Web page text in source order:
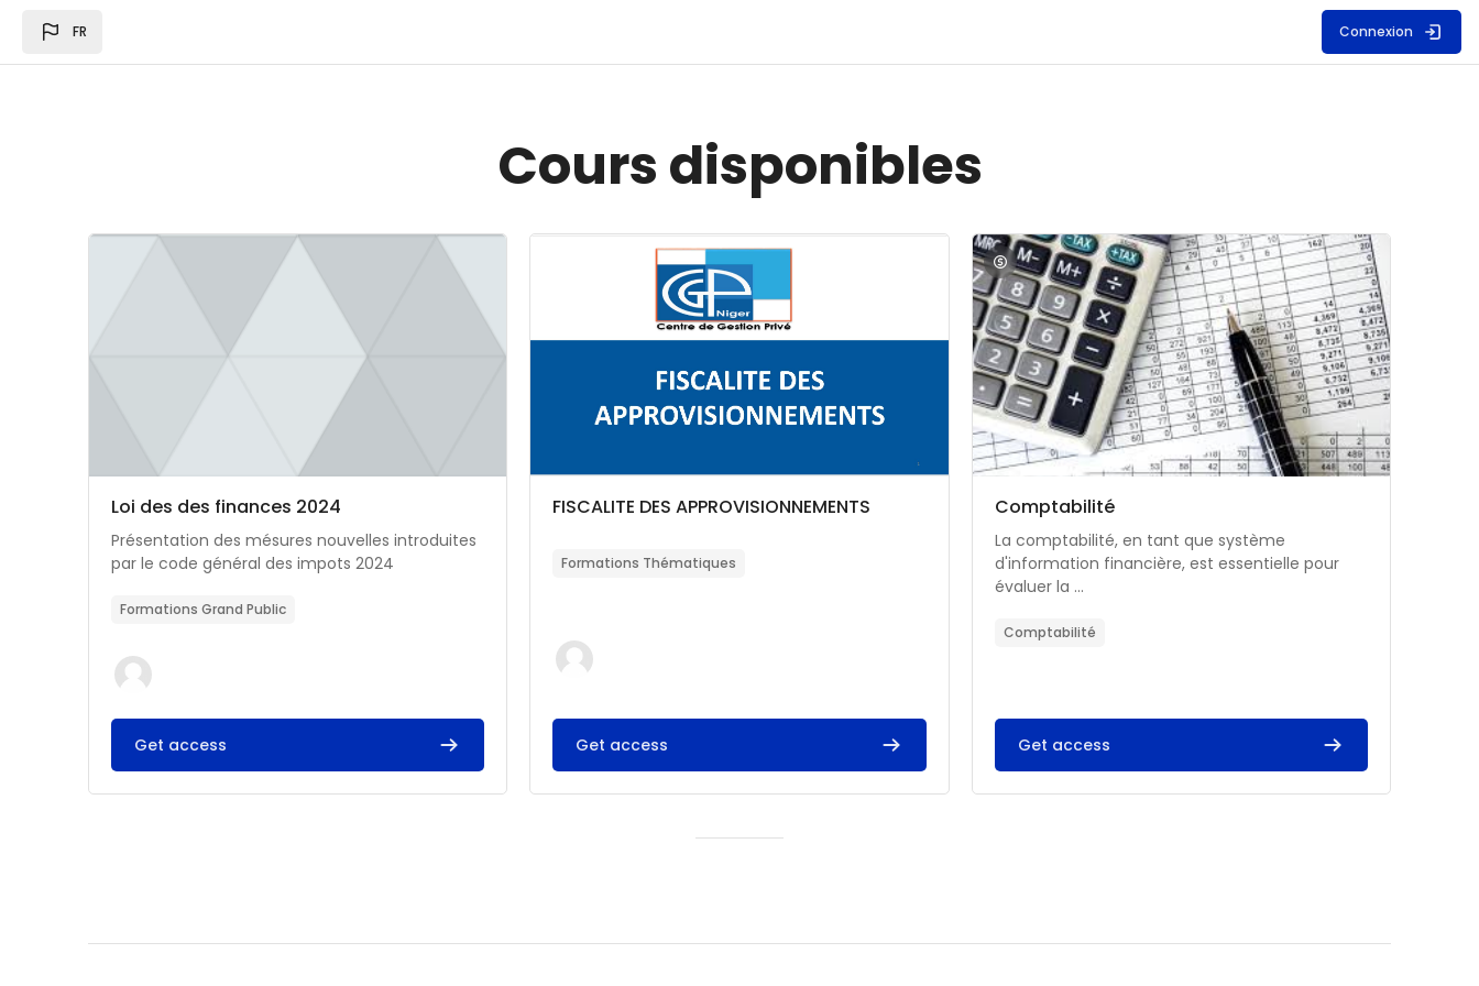
FR Connexion
Cours disponibles
Image du cours Loi des des finances 2024
Catégorie de cours
Nom du cours
Loi des des finances 2024
Résumé du cours :
Présentation des mésures nouvelles introduites
par le code général des impots 2024
Formations Grand Public
Get access
Image du cours FISCALITE DES APPROVISIONNEMENTS
Catégorie de cours
Nom du cours
FISCALITE DES APPROVISIONNEMENTS
Formations Thématiques
Get access
Image du cours Comptabilité
Catégorie de cours
Nom du cours
Comptabilité
Résumé du cours :
La comptabilité, en tant que système
d'information financière, est essentielle pour
évaluer la ...
Comptabilité
Get access